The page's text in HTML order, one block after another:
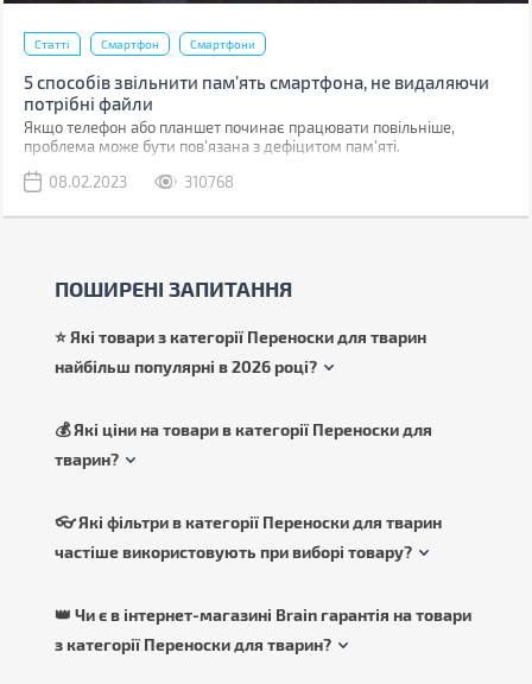
Статті Смартфон Смартфони
5 способів звільнити пам’ять смартфона, не видаляючи
потрібні файли
Якщо телефон або планшет починає працювати повільніше,
проблема може бути пов'язана з дефіцитом пам'яті.
08.02.2023
310768
ПОШИРЕНІ ЗАПИТАННЯ
⭐ Які товари з категорії Переноски для тварин
найбільш популярні в 2026 році?
💰 Які ціни на товари в категорії Переноски для
тварин?
👓 Які фільтри в категорії Переноски для тварин
частіше використовують при виборі товару?
👑 Чи є в інтернет-магазині Brain гарантія на товари
з категорії Переноски для тварин?